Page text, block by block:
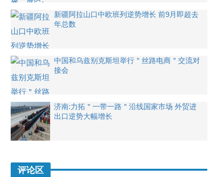
新疆阿拉山口中欧班列逆势增长 前9月即超去
年总数
中国和乌兹别克斯坦举行＂丝路电商＂交流对
接会
济南:力拓＂一带一路＂沿线国家市场 外贸进
出口逆势大幅增长
评论区